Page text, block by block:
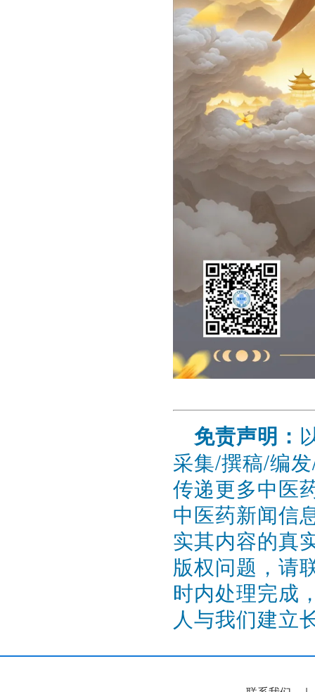
免责声明：
采集/撰稿/编
传递更多中医
中医药新闻信
实其内容的真
版权问题，请
时内处理完成
人与我们建立